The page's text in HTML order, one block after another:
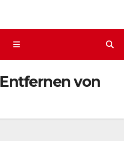
Entfernen von